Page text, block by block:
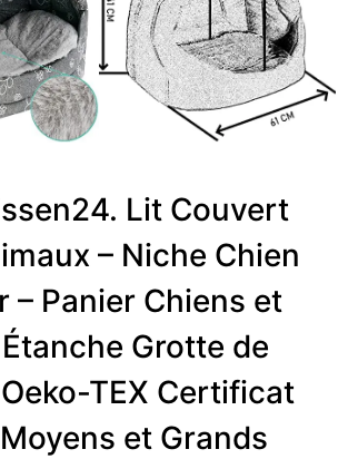
Lit Couvert
– Niche Chien
– Panier Chiens et
Grotte de
TEX Certificat
et Grands